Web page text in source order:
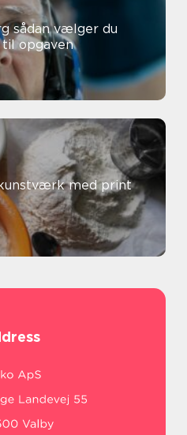
du
opgaven
med print